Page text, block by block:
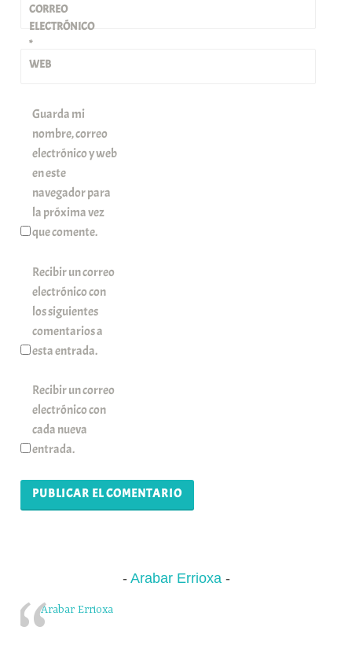
CORREO
ELECTRÓNICO
*
WEB
Guarda mi
nombre, correo
electrónico y web
en este
navegador para
la próxima vez
que comente.
Recibir un correo
electrónico con
los siguientes
comentarios a
esta entrada.
Recibir un correo
electrónico con
cada nueva
entrada.
Arabar Errioxa
Arabar Errioxa